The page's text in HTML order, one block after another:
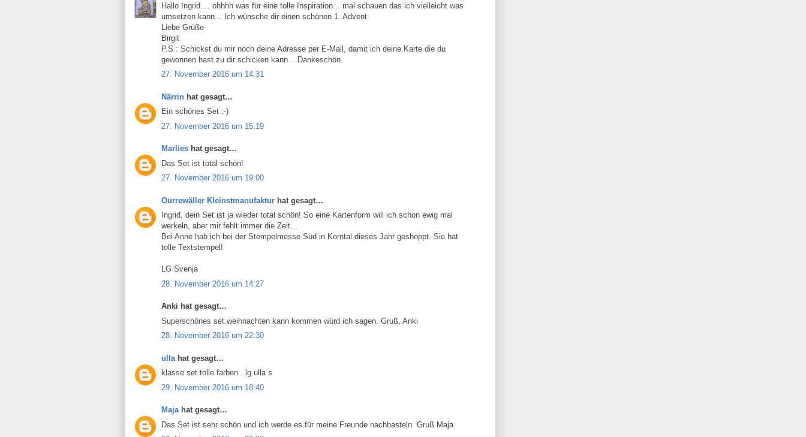
Hallo Ingrid.... ohhhh was für eine tolle Inspiration... mal schauen das ich vielleicht was
umsetzen kann... Ich wünsche dir einen schönen 1. Advent.
Liebe Grüße
Birgit
P.S.: Schickst du mir noch deine Adresse per E-Mail, damit ich deine Karte die du
gewonnen hast zu dir schicken kann....Dankeschön.
27. November 2016 um 14:31
Närrin hat gesagt…
Ein schönes Set :-)
27. November 2016 um 15:19
Marlies hat gesagt…
Das Set ist total schön!
27. November 2016 um 19:00
Ourrewäller Kleinstmanufaktur hat gesagt…
Ingrid, dein Set ist ja wieder total schön! So eine Kartenform will ich schon ewig mal
werkeln, aber mir fehlt immer die Zeit...
Bei Anne hab ich bei der Stempelmesse Süd in Korntal dieses Jahr geshoppt. Sie hat
tolle Textstempel!
LG Svenja
28. November 2016 um 14:27
Anki hat gesagt…
Superschönes set.weihnachten kann kommen würd ich sagen. Gruß, Anki
28. November 2016 um 22:30
ulla hat gesagt…
klasse set tolle farben ..lg ulla s
29. November 2016 um 18:40
Majahat gesagt…
Das Set ist sehr schön und ich werde es für meine Freunde nachbasteln. Gruß Maja